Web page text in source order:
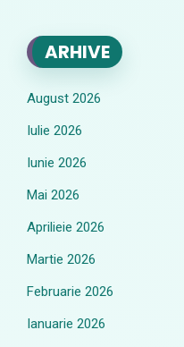
ARHIVE
August 2026
Iulie 2026
Iunie 2026
Mai 2026
Aprilieie 2026
Martie 2026
Februarie 2026
Ianuarie 2026